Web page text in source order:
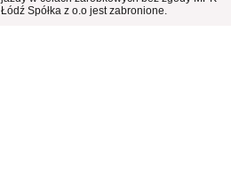
Łódź Spółka z o.o jest zabronione.